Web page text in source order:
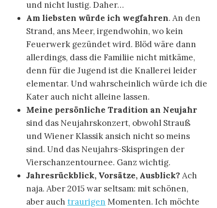
und nicht lustig. Daher…
Am liebsten würde ich wegfahren. An den
Strand, ans Meer, irgendwohin, wo kein
Feuerwerk gezündet wird. Blöd wäre dann
allerdings, dass die Familiie nicht mitkäme,
denn für die Jugend ist die Knallerei leider
elementar. Und wahrscheinlich würde ich die
Kater auch nicht alleine lassen.
Meine persönliche Tradition an Neujahr
sind das Neujahrskonzert, obwohl Strauß
und Wiener Klassik ansich nicht so meins
sind. Und das Neujahrs-Skispringen der
Vierschanzentournee. Ganz wichtig.
Jahresrückblick, Vorsätze, Ausblick? Ach
naja. Aber 2015 war seltsam: mit schönen,
aber auch traurigen Momenten. Ich möchte